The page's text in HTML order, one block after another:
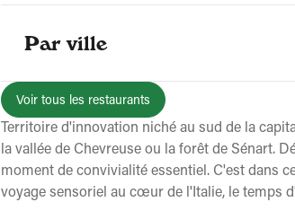
À emporter / En livraison :
Plus d'infos
Pizzeria - Bondoufle
4.5/5(509 avis certifiés)
Par ville
Voir tous les restaurants
Territoire d'innovation niché au sud de la
la vallée de Chevreuse ou la forêt de Sénart.
moment de convivialité essentiel. C'est dans
voyage sensoriel au cœur de l'Italie, le temps